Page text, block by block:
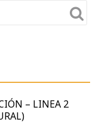
– LINEA 2